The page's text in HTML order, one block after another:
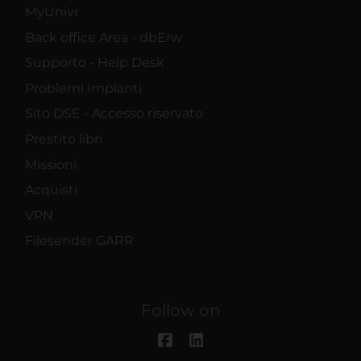
MyUnivr
Back office Area - dbErw
Supporto - Help Desk
Problemi Impianti
Sito DSE - Accesso riservato
Prestito libri
Missioni
Acquisti
VPN
Filesender GARR
Follow on